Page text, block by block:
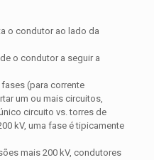
o condutor ao lado da
o condutor a seguir a
(para corrente
um ou mais circuitos,
circuito vs. torres de
kV, uma fase é tipicamente
mais 200 kV, condutores